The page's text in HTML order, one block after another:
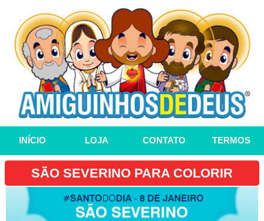
INÍCIO LOJA CONTATO TERMOS
SÃO SEVERINO PARA COLORIR